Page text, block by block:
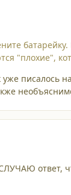
"плохие",
уже писалось
ответ,